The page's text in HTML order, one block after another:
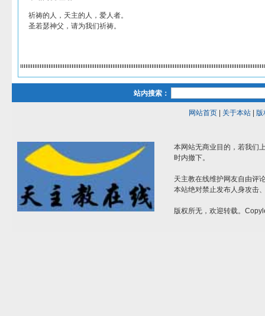
祈祷的人，天主的人，爱人者。
圣若瑟神父，请为我们祈祷。
站内搜索：
网站首页| 关于本站| 版
本网站无商业目的，若我们
时内撤下。
天主教在线维护网友自由评
本站绝对禁止发布人身攻击
版权所无，欢迎转载。